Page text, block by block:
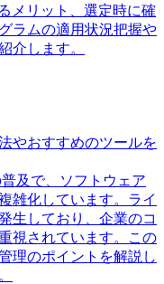
メリット、選定時に確
ラムの適用状況把握や
介します。
やおすすめのツールを
及で、ソフトウェア
雑化しています。ライ
生しており、企業のコ
視されています。この
理のポイントを解説し